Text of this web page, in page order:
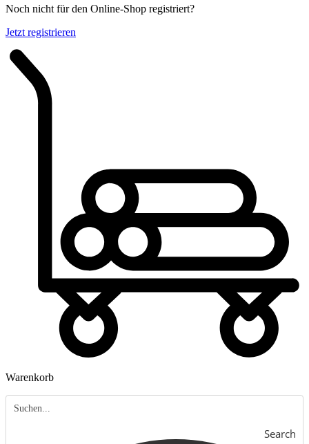
Noch nicht für den Online-Shop registriert?
Jetzt registrieren
Warenkorb
Search